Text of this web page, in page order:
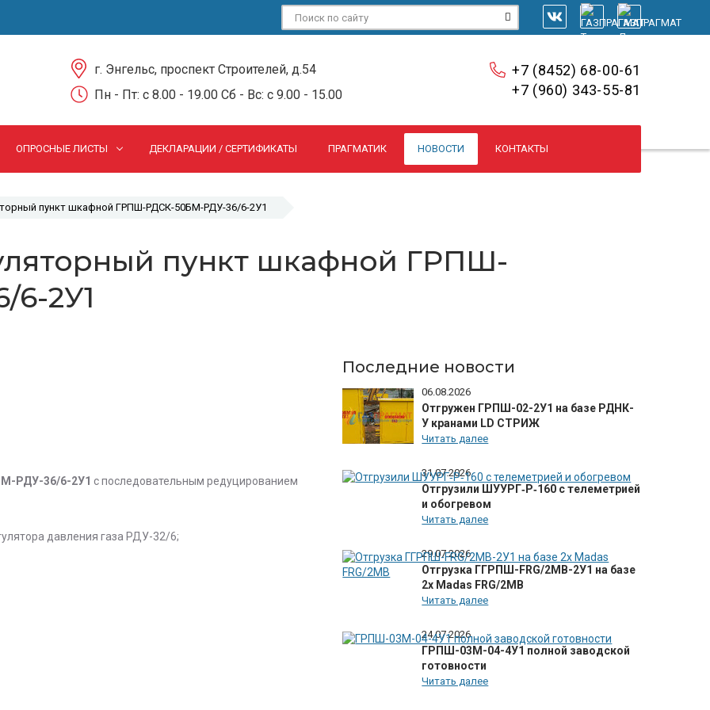
+7 (8452) 68-00-61
+7 (960) 343-55-81
г. Энгельс, проспект Строителей, д.54
Пн - Пт: c 8.00 - 19.00 Сб - Вс: c 9.00 - 15.00
ОПРОСНЫЕ ЛИСТЫ ДЕКЛАРАЦИИ / СЕРТИФИКАТЫ ПРАГМАТИК НОВОСТИ КОНТАКТЫ
пункт шкафной ГРПШ-РДСК-50БМ-РДУ-36/6-2У1
пункт шкафной ГРПШ-
2У1
РДУ-36/6-2У1 с последовательным редуцированием
давления газа РДУ-32/6;
Последние новости
06.08.2026
Отгружен ГРПШ-02-2У1 на базе РДНК-
У кранами LD СТРИЖ
Читать далее
31.07.2026
Отгрузили ШУУРГ‑Р‑160 с телеметрией
и обогревом
Читать далее
29.07.2026
Отгрузка ГГРПШ-FRG/2MB-2У1 на базе
2х Madas FRG/2MB
Читать далее
24.07.2026
ГРПШ-03М-04-4У1 полной заводской
готовности
Читать далее